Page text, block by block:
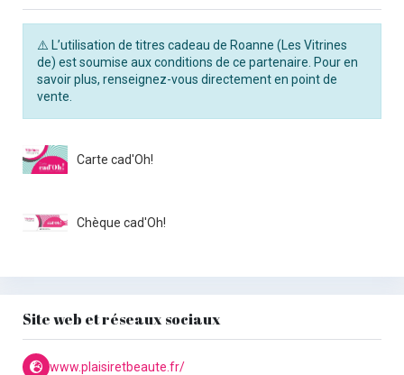
⚠️ L’utilisation de titres cadeau de Roanne (Les Vitrines
de) est soumise aux conditions de ce partenaire. Pour en
savoir plus, renseignez-vous directement en point de
vente.
Carte cad'Oh!
Chèque cad'Oh!
Site web et réseaux sociaux
www.plaisiretbeaute.fr/